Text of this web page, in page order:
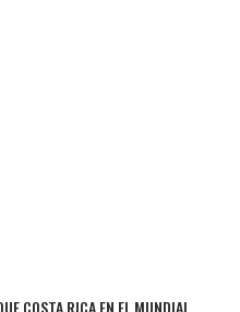
COSTA RICA EN EL MUNDIAL